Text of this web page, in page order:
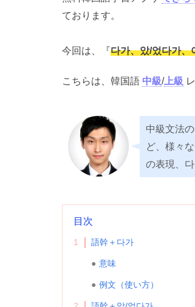
ております。
今回は、『다가、았/었다가、
こちらは、韓国語 中級/上級
中級文法
ど、様々
の表現、
目次
1 語幹＋다가
意味
例文（使い方）